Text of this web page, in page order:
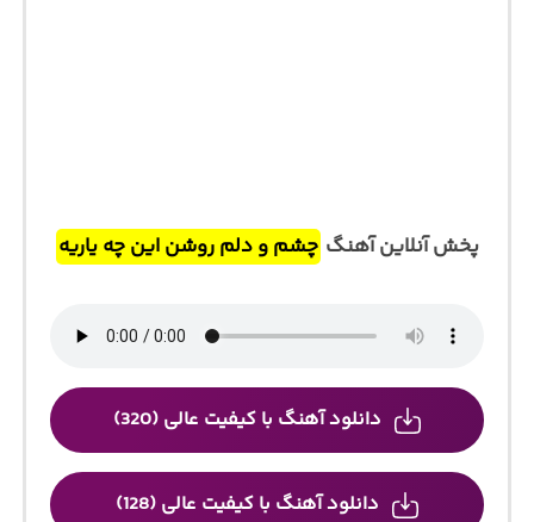
پخش آنلاین آهنگ چشم و دلم روشن این چه یاریه
دانلود آهنگ با کیفیت عالی (320)
دانلود آهنگ با کیفیت عالی (128)